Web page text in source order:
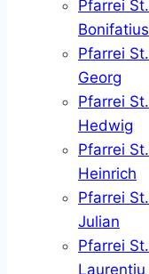
Pfarrei St.
Bonifatius
Pfarrei St.
Georg
Pfarrei St.
Hedwig
Pfarrei St.
Heinrich
Pfarrei St.
Julian
Pfarrei St.
Laurentiu